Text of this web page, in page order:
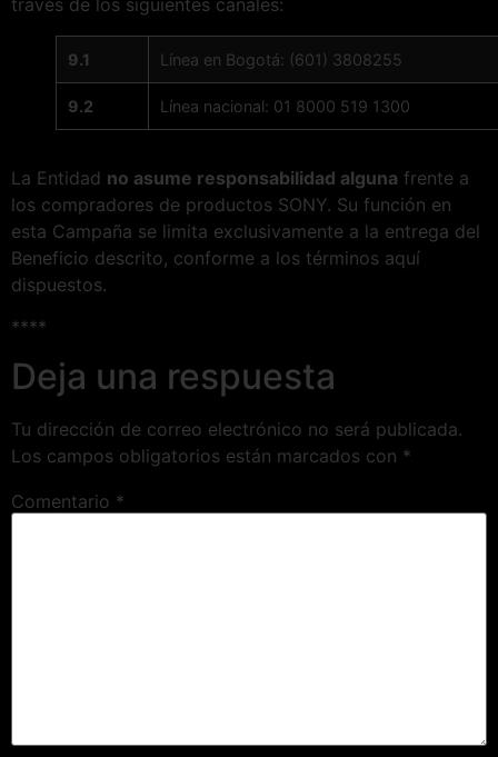
9.1 Línea en Bogotá: (601) 3808255
9.2 Línea nacional: 01 8000 519 1300
La Entidad no asume responsabilidad alguna frente a
los compradores de productos SONY. Su función en
esta Campaña se limita exclusivamente a la entrega del
Beneficio descrito, conforme a los términos aquí
dispuestos.
****
Deja una respuesta
Tu dirección de correo electrónico no será publicada.
Los campos obligatorios están marcados con *
Comentario *